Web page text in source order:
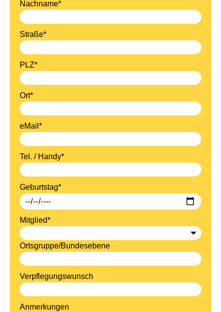
Nachname*
Straße*
PLZ*
Ort*
eMail*
Tel. / Handy*
Geburtstag*
Mitglied*
Ortsgruppe/Bundesebene
Verpflegungswunsch
Anmerkungen